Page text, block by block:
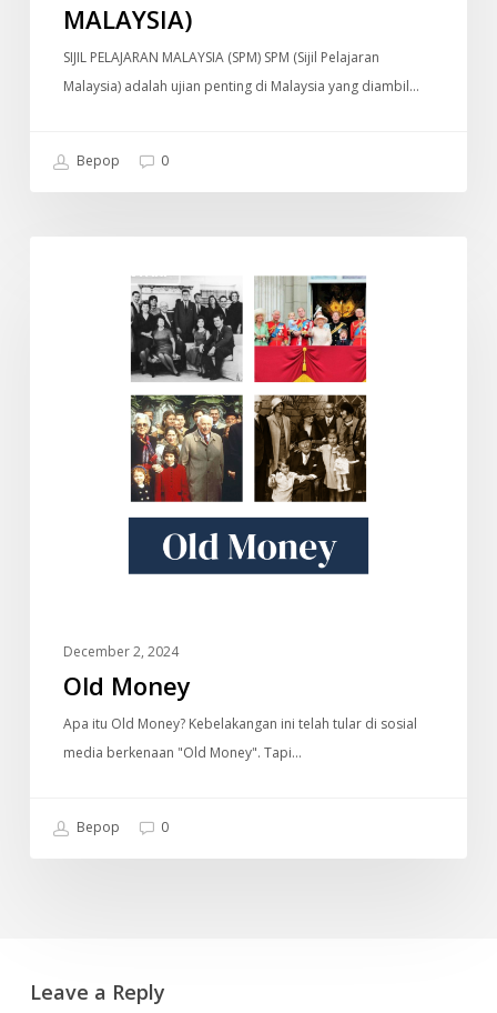
MALAYSIA)
SIJIL PELAJARAN MALAYSIA (SPM) SPM (Sijil Pelajaran
Malaysia) adalah ujian penting di Malaysia yang diambil…
Bepop 0
DOKUMENTARI
December 2, 2024
Old Money
Apa itu Old Money? Kebelakangan ini telah tular di sosial
media berkenaan "Old Money". Tapi…
Bepop 0
Leave a Reply